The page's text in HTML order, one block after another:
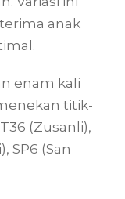
anak
enam kali
titik-
(Zusanli),
SP6 (San